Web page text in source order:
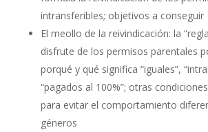
intransferibles; objetivos a conseguir
El meollo de la reivindicación: la
disfrute de los permisos parentales
porqué y qué significa “iguales”,
“pagados al 100%”; otras
para evitar el comportamiento
géneros